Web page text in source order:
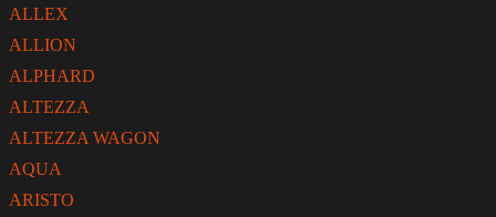
ALLEX
ALLION
ALPHARD
ALTEZZA
ALTEZZA WAGON
AQUA
ARISTO